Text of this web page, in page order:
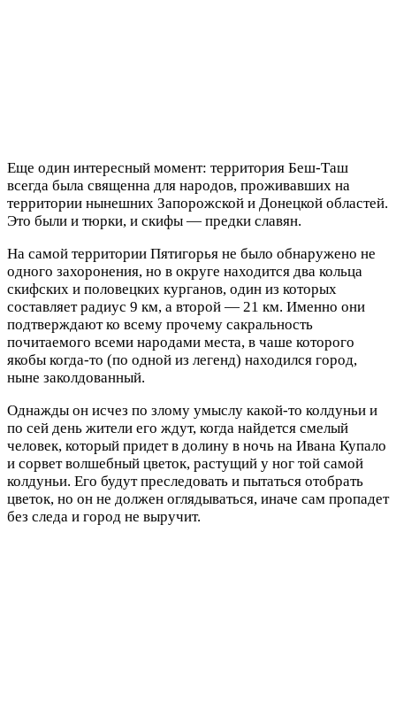
Еще один интересный момент: территория Беш-Таш
всегда была священна для народов, проживавших на
территории нынешних Запорожской и Донецкой областей.
Это были и тюрки, и скифы — предки славян.
На самой территории Пятигорья не было обнаружено не
одного захоронения, но в округе находится два кольца
скифских и половецких курганов, один из которых
составляет радиус 9 км, а второй — 21 км. Именно они
подтверждают ко всему прочему сакральность
почитаемого всеми народами места, в чаше которого
якобы когда-то (по одной из легенд) находился город,
ныне заколдованный.
Однажды он исчез по злому умыслу какой-то колдуньи и
по сей день жители его ждут, когда найдется смелый
человек, который придет в долину в ночь на Ивана Купало
и сорвет волшебный цветок, растущий у ног той самой
колдуньи. Его будут преследовать и пытаться отобрать
цветок, но он не должен оглядываться, иначе сам пропадет
без следа и город не выручит.